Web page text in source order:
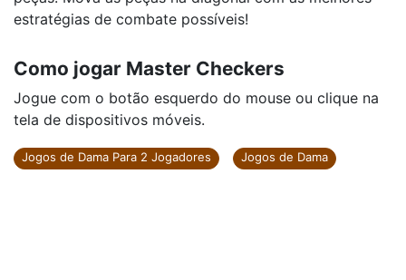
estratégias de combate possíveis!
Como jogar Master Checkers
Jogue com o botão esquerdo do mouse ou clique na
tela de dispositivos móveis.
Jogos de Dama Para 2 Jogadores Jogos de Dama